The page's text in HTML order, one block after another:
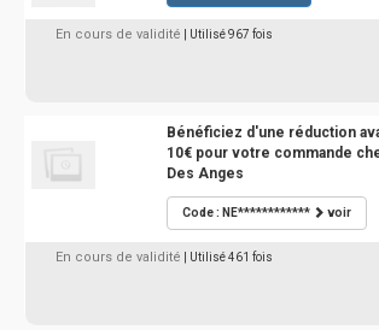
En cours de validité | Utilisé 967 fois
Bénéficiez d'une réduction
10€ pour votre commande
Des Anges
Code : NE************ voir
En cours de validité | Utilisé 461 fois